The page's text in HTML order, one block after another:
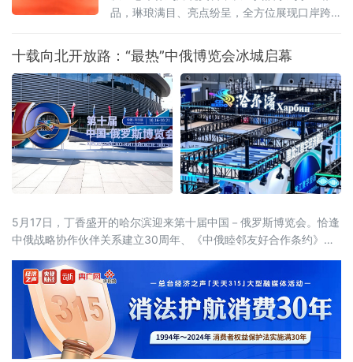
品，琳琅满目、亮点纷呈，全方位展现口岸跨
十载向北开放路：“最热”中俄博览会冰城启幕
5月17日，丁香盛开的哈尔滨迎来第十届中国－俄罗斯博览会。恰逢
中俄战略协作伙伴关系建立30周年、《中俄睦邻友好合作条约》签
动同步推进的空前规模，交出十年向北开放的“成绩单”，也为正在提
速的中俄经贸合作注入全新动能。当天，国家主席习近平同俄罗斯
总统普京分别向博览会致贺信。习近平指出，希望两国各界以本届